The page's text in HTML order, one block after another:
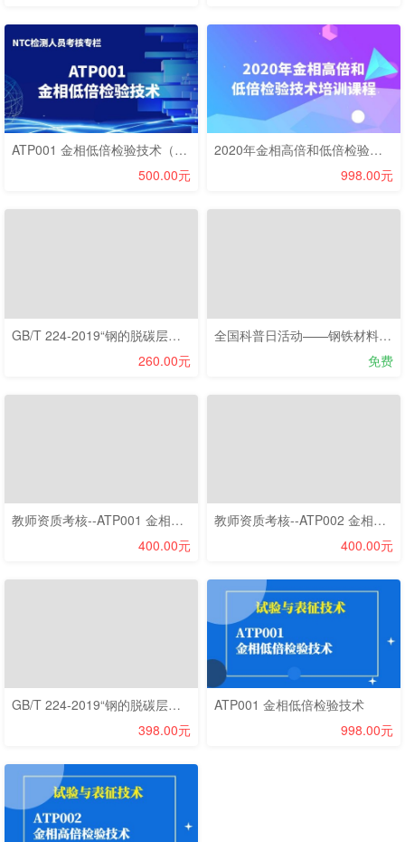
ATP001 金相低倍检验技术（考试）
500.00元
2020年金相高倍和低倍检验技术培训课程
998.00元
GB/T 224-2019“钢的脱碳层深度测定法”笔试考核
260.00元
全国科普日活动——钢铁材料科研实验技术论坛
免费
教师资质考核--ATP001 金相低倍检验技术
400.00元
教师资质考核--ATP002 金相高倍检验技术
400.00元
GB/T 224-2019“钢的脱碳层深度测定法”新标准宣贯线上培训班
398.00元
ATP001 金相低倍检验技术
998.00元